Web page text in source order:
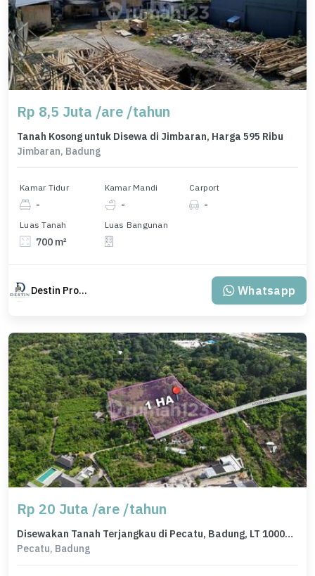
Rp 8,5 Juta /are /tahun
Tanah Kosong untuk Disewa di Jimbaran, Harga 595 Ribu
Jimbaran, Badung
Kamar Tidur
-
Kamar Mandi
-
Carport
-
Luas Tanah
700 m²
Luas Bangunan
Destin Property Whatsapp
Rp 20 Juta /are /tahun
Disewakan Tanah Terjangkau di Pecatu, Badung, LT 10000m²
Pecatu, Badung